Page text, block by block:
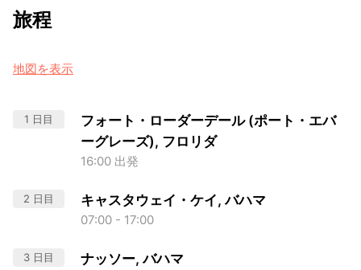
旅程
地図を表示
1 日目
フォート・ローダーデール (ポート・エバ
ーグレーズ), フロリダ
16:00 出発
2 日目 キャスタウェイ・ケイ, バハマ
07:00 - 17:00
3 日目 ナッソー, バハマ